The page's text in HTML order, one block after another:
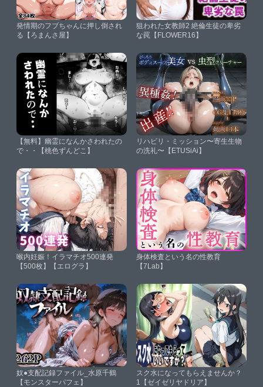
発情期のフブちゃんに押し倒され
る【ろまんさ屋】
狙われた女教師2 絶倫生徒の卑劣
な罠【FLOWER16】
【無料】幽霊になんかさわれたの
で・・【桃色ずんどこ】
リハビリ・ミッション〜寄生生物
の洗礼〜【ETUSiAi】
喉内妊娠！イラマチオ500連発
【500枚】【エログラ】
身体検査という名の性教育
【7Lab】
奴●支配記録ファイル_水原千鶴
【モンスターパフェ】
スク水になってもらえませんか？
1【ゼイゼリヤドリア】